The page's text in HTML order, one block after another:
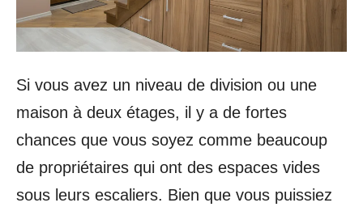
Si vous avez un niveau de division ou une
maison à deux étages, il y a de fortes
chances que vous soyez comme beaucoup
de propriétaires qui ont des espaces vides
sous leurs escaliers. Bien que vous puissiez